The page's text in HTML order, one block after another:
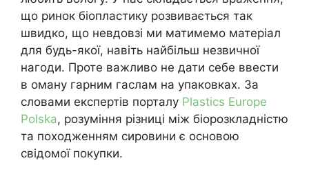
що ринок біопластику розвивається так
швидко, що невдовзі ми матимемо матеріал
для будь-якої, навіть найбільш незвичної
нагоди. Проте важливо не дати себе ввести
в оману гарним гаслам на упаковках. За
словами експертів порталу Plastics Europe
Polska, розуміння різниці між біорозкладністю
та походженням сировини є основою
свідомої покупки.